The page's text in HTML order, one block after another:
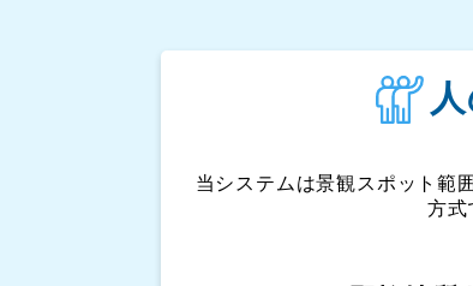
当システムは景観スポット範
方式